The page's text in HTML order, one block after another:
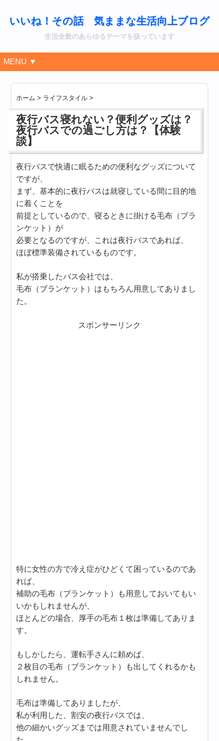
いいね！その話 気ままな生活向上ブログ
生活全般のあらゆるテーマを扱っています
MENU ▼
ホーム > ライフスタイル >
夜行バス寝れない？便利グッズは？
夜行バスでの過ごし方は？【体験
談】
夜行バスで快適に眠るための便利なグッズについて
ですが、
まず、基本的に夜行バスは就寝している間に目的地
に着くことを
前提としているので、寝るときに掛ける毛布（ブラ
ンケット）が
必要となるのですが、これは夜行バスであれば、
ほぼ標準装備されているものです。
私が搭乗したバス会社では、
毛布（ブランケット）はもちろん用意してありまし
た。
スポンサーリンク
特に女性の方で冷え症がひどくて困っているのであ
れば、
補助の毛布（ブランケット）も用意しておいてもい
いかもしれませんが、
ほとんどの場合、厚手の毛布１枚は準備してありま
す。
もしかしたら、運転手さんに頼めば、
２枚目の毛布（ブランケット）も出してくれるかも
しれません。
毛布は準備してありましたが、
私が利用した、割安の夜行バスでは、
他の細かいグッズまでは用意されていませんでし